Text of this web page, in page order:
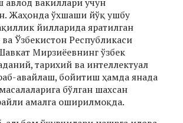
авлод вакиллари учун
Жаҳонда ўхшаши йўқ ушбу
йилларида яратилган
Ўзбекистон Республикаси
Мирзиёевнинг ўзбек
тарихий ва интеллектуал
авайлаш, бойитиш ҳамда янада
бўлган шахсан
амалга оширилмоқда.